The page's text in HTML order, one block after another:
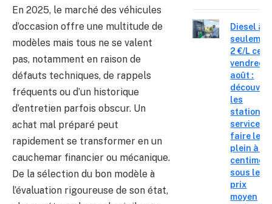
En 2025, le marché des véhicules
d’occasion offre une multitude de
modèles mais tous ne se valent
pas, notamment en raison de
défauts techniques, de rappels
fréquents ou d’un historique
d’entretien parfois obscur. Un
achat mal préparé peut
rapidement se transformer en un
cauchemar financier ou mécanique.
De la sélection du bon modèle à
l’évaluation rigoureuse de son état,
Diesel à
2 €/L ce
vendredi
août :
les
stations-
service où
faire le
plein à 19
centimes
sous le
prix
moyen